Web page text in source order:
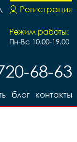
Регистрация
Режим работы:
Пн-Вс 10.00-19.00
68-63
контакты
блог